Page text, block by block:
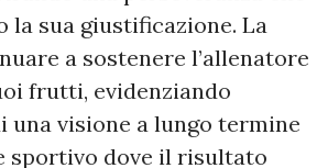
la sua giustificazione. La
a sostenere l’allenatore
frutti, evidenziando
una visione a lungo termine
sportivo dove il risultato